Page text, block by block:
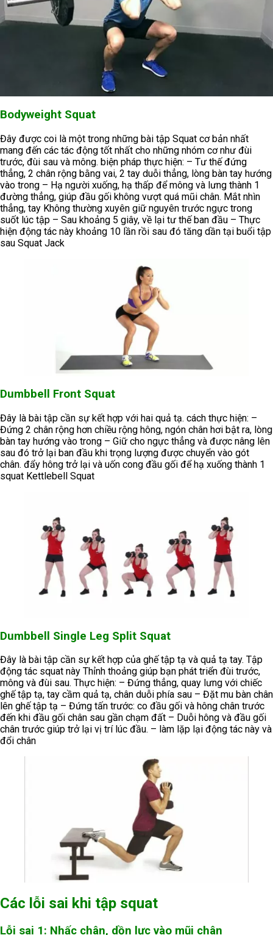
Bodyweight Squat
Đây được coi là một trong những bài tập Squat cơ bản nhất
mang đến các tác động tốt nhất cho những nhóm cơ như đùi
trước, đùi sau và mông. biện pháp thực hiện: – Tư thế đứng
thẳng, 2 chân rộng bằng vai, 2 tay duỗi thẳng, lòng bàn tay hướng
vào trong – Hạ người xuống, hạ thấp để mông và lưng thành 1
đường thẳng, giúp đầu gối không vượt quá mũi chân. Mắt nhìn
thẳng, tay Không thường xuyên giữ nguyên trước ngực trong
suốt lúc tập – Sau khoảng 5 giây, về lại tư thế ban đầu – Thực
hiện động tác này khoảng 10 lần rồi sau đó tăng dần tại buổi tập
sau Squat Jack
Dumbbell Front Squat
Đây là bài tập cần sự kết hợp với hai quả tạ. cách thực hiện: –
Đứng 2 chân rộng hơn chiều rộng hông, ngón chân hơi bật ra, lòng
bàn tay hướng vào trong – Giữ cho ngực thẳng và được nâng lên
sau đó trở lại ban đầu khi trọng lượng được chuyển vào gót
chân. đẩy hông trở lại và uốn cong đầu gối để hạ xuống thành 1
squat Kettlebell Squat
Dumbbell Single Leg Split Squat
Đây là bài tập cần sự kết hợp của ghế tập tạ và quả tạ tay. Tập
động tác squat này Thỉnh thoảng giúp bạn phát triển đùi trước,
mông và đùi sau. Thực hiện: – Đứng thẳng, quay lưng với chiếc
ghế tập tạ, tay cầm quả tạ, chân duỗi phía sau – Đặt mu bàn chân
lên ghế tập tạ – Đứng tấn trước: co đầu gối và hông chân trước
đến khi đầu gối chân sau gần chạm đất – Duỗi hông và đầu gối
chân trước giúp trở lại vị trí lúc đầu. – làm lặp lại động tác này và
đổi chân
Các lỗi sai khi tập squat
Lỗi sai 1: Nhấc chân, dồn lực vào mũi chân